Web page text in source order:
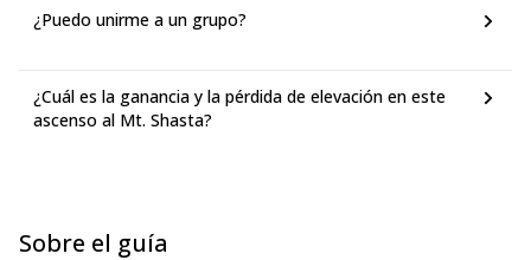
¿Puedo unirme a un grupo?
¿Cuál es la ganancia y la pérdida de elevación en este
ascenso al Mt. Shasta?
Sobre el guía